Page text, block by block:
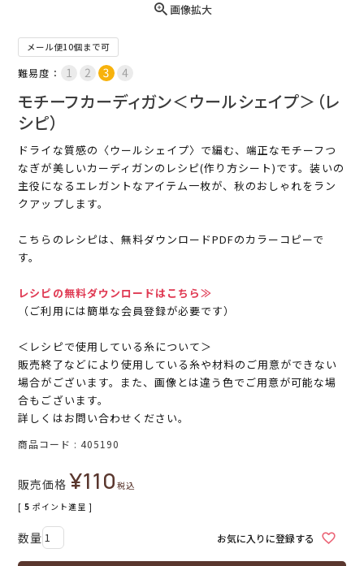
画像拡大
メール便10個まで可
難易度：
モチーフカーディガン＜ウールシェイプ＞（レ
シピ）
ドライな質感の〈ウールシェイプ〉で編む、端正なモチーフつ
なぎが美しいカーディガンのレシピ(作り方シート)です。装いの
主役になるエレガントなアイテム一枚が、秋のおしゃれをラン
クアップします。
こちらのレシピは、無料ダウンロードPDFのカラーコピーで
す。
レシピの無料ダウンロードはこちら≫
（ご利用には簡単な会員登録が必要です）
＜レシピで使用している糸について＞
販売終了などにより使用している糸や材料のご用意ができない
場合がございます。また、画像とは違う色でご用意が可能な場
合もございます。
詳しくはお問い合わせください。
商品コード 405190
販売価格 ¥110税込
[ 5 ポイント進呈 ]
お気に入りに登録する